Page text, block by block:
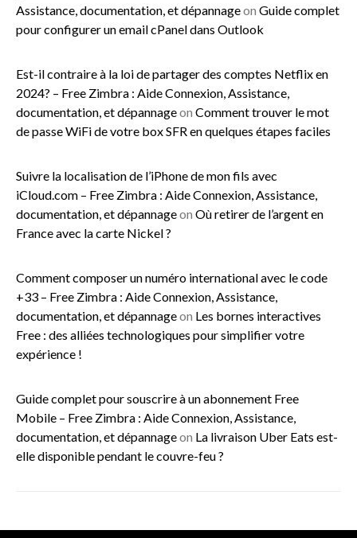
Assistance, documentation, et dépannageon Guide complet
pour configurer un email cPanel dans Outlook
Est-il contraire à la loi de partager des comptes Netflix en
2024? – Free Zimbra : Aide Connexion, Assistance,
documentation, et dépannageon Comment trouver le mot
de passe WiFi de votre box SFR en quelques étapes faciles
Suivre la localisation de l’iPhone de mon fils avec
iCloud.com – Free Zimbra : Aide Connexion, Assistance,
documentation, et dépannageon Où retirer de l’argent en
France avec la carte Nickel ?
Comment composer un numéro international avec le code
+33 – Free Zimbra : Aide Connexion, Assistance,
documentation, et dépannageon Les bornes interactives
Free : des alliées technologiques pour simplifier votre
expérience !
Guide complet pour souscrire à un abonnement Free
Mobile – Free Zimbra : Aide Connexion, Assistance,
documentation, et dépannageon La livraison Uber Eats est-
elle disponible pendant le couvre-feu ?